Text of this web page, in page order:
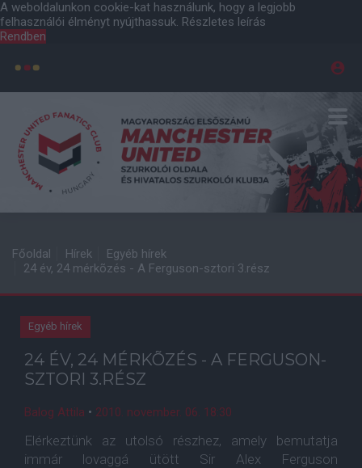
A weboldalunkon cookie-kat használunk, hogy a legjobb
felhasználói élményt nyújthassuk. Részletes leírás
Rendben
Főoldal Hírek
Egyéb hírek
24 év, 24 mérkõzés - A Ferguson-sztori 3.rész
Egyéb hírek
24 ÉV, 24 MÉRKÕZÉS - A FERGUSON-
SZTORI 3.RÉSZ
Balog Attila • 2010. november. 06. 18:30
Elérkeztünk az utolsó részhez, amely bemutatja
immár lovaggá ütött Sir Alex Ferguson